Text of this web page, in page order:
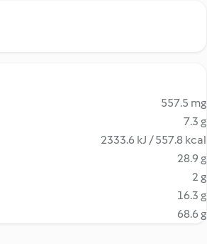
557.5 mg
7.3 g
2333.6 kJ / 557.8 kcal
28.9 g
2 g
16.3 g
68.6 g